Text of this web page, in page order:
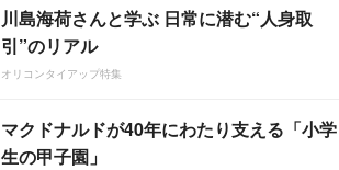
川島海荷さんと学ぶ 日常に潜む“人身取
引”のリアル
オリコンタイアップ特集
マクドナルドが40年にわたり支える「小学
生の甲子園」